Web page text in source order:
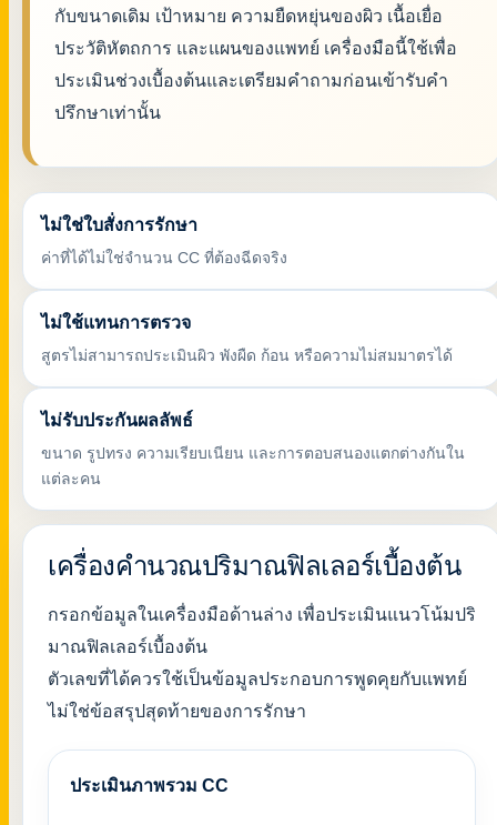
กับขนาดเดิม เป้าหมาย ความยืดหยุ่นของผิว เนื้อเยื่อ
ประวัติหัตถการ และแผนของแพทย์ เครื่องมือนี้ใช้เพื่อ
ประเมินช่วงเบื้องต้นและเตรียมคำถามก่อนเข้ารับคำ
ปรึกษาเท่านั้น
ไม่ใช่ใบสั่งการรักษา
ค่าที่ได้ไม่ใช่จำนวน CC ที่ต้องฉีดจริง
ไม่ใช้แทนการตรวจ
สูตรไม่สามารถประเมินผิว พังผืด ก้อน หรือความไม่สมมาตรได้
ไม่รับประกันผลลัพธ์
ขนาด รูปทรง ความเรียบเนียน และการตอบสนองแตกต่างกันใน
แต่ละคน
เครื่องคำนวณปริมาณฟิลเลอร์เบื้องต้น
กรอกข้อมูลในเครื่องมือด้านล่าง เพื่อประเมินแนวโน้มปริ
มาณฟิลเลอร์เบื้องต้น
ตัวเลขที่ได้ควรใช้เป็นข้อมูลประกอบการพูดคุยกับแพทย์
ไม่ใช่ข้อสรุปสุดท้ายของการรักษา
ประเมินภาพรวม CC